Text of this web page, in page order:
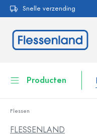
Ga
Snelle verzending
Producten
Flessen
FLESSENLAND